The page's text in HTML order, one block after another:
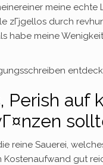
meine
zГјgellos durch
habe meine
Perish
reine Sauerei,
Kostenaufwand gut